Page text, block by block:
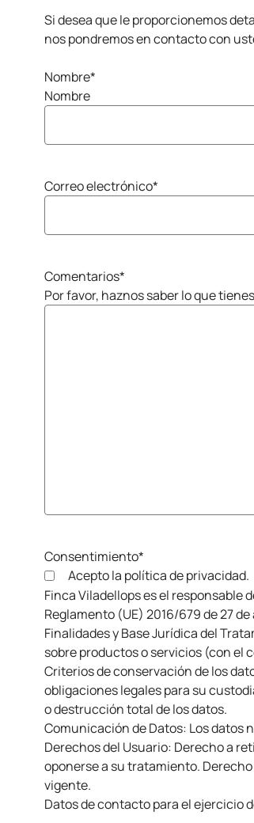
Si desea que le proporcionemos
nos pondremos en contacto con
Nombre*
Nombre
Correo electrónico*
Comentarios*
Por favor, haznos saber lo que
Consentimiento*
Acepto la política de privacidad.
Finca Viladellops es el responsable
Reglamento (UE) 2016/679 de 27
Finalidades y Base Jurídica del
sobre productos o servicios (con el
Criterios de conservación de los
obligaciones legales para su
o destrucción total de los datos.
Comunicación de Datos: Los datos
Derechos del Usuario: Derecho a
oponerse a su tratamiento.
vigente.
Datos de contacto para el ejercicio